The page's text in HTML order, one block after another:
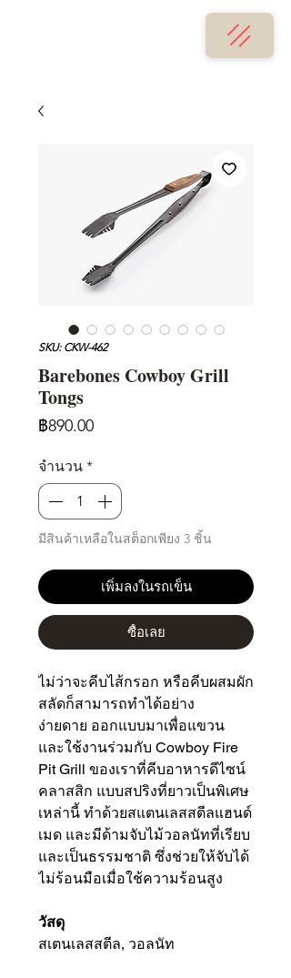
SKU: CKW-462
Barebones Cowboy Grill
Tongs
฿890.00ราคา
จำนวน *
มีสินค้าเหลือในสต็อกเพียง 3 ชิ้น
เพิ่มลงในรถเข็น
ซื้อเลย
ไม่ว่าจะคีบไส้กรอก หรือคีบผสมผัก
สลัดก็สามารถทำได้อย่าง
ง่ายดาย ออกแบบมาเพื่อแขวน
และใช้งานร่วมกับ Cowboy Fire
Pit Grill ของเราที่คีบอาหารดีไซน์
คลาสสิก แบบสปริงที่ยาวเป็นพิเศษ
เหล่านี้ ทำด้วยสแตนเลสสตีลแฮนด์
เมด และมีด้ามจับไม้วอลนัทที่เรียบ
และเป็นธรรมชาติ ซึ่งช่วยให้จับได้
ไม่ร้อนมือเมื่อใช้ความร้อนสูง
วัสดุ
สเตนเลสสตีล, วอลนัท